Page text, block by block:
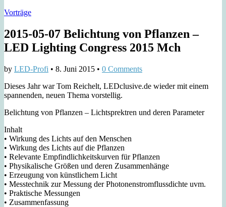
Vorträge
2015-05-07 Belichtung von Pflanzen –
LED Lighting Congress 2015 Mch
by LED-Profi • 8. Juni 2015 • 0 Comments
Dieses Jahr war Tom Reichelt, LEDclusive.de wieder mit einem
spannenden, neuen Thema vorstellig.
Belichtung von Pflanzen – Lichtsprektren und deren Parameter
Inhalt
• Wirkung des Lichts auf den Menschen
• Wirkung des Lichts auf die Pflanzen
• Relevante Empfindlichkeitskurven für Pflanzen
• Physikalische Größen und deren Zusammenhänge
• Erzeugung von künstlichem Licht
• Messtechnik zur Messung der Photonenstromflussdichte uvm.
• Praktische Messungen
• Zusammenfassung